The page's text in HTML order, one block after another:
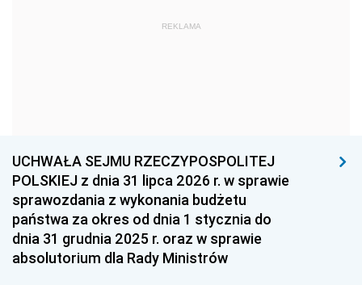
1968
1954 1953 1952
1951 1950
1948 1947 1946
1939 1938
REKLAMA
UCHWAŁA SEJMU RZECZYPOSPOLITEJ
POLSKIEJ z dnia 31 lipca 2026 r. w sprawie
sprawozdania z wykonania budżetu
państwa za okres od dnia 1 stycznia do
dnia 31 grudnia 2025 r. oraz w sprawie
absolutorium dla Rady Ministrów